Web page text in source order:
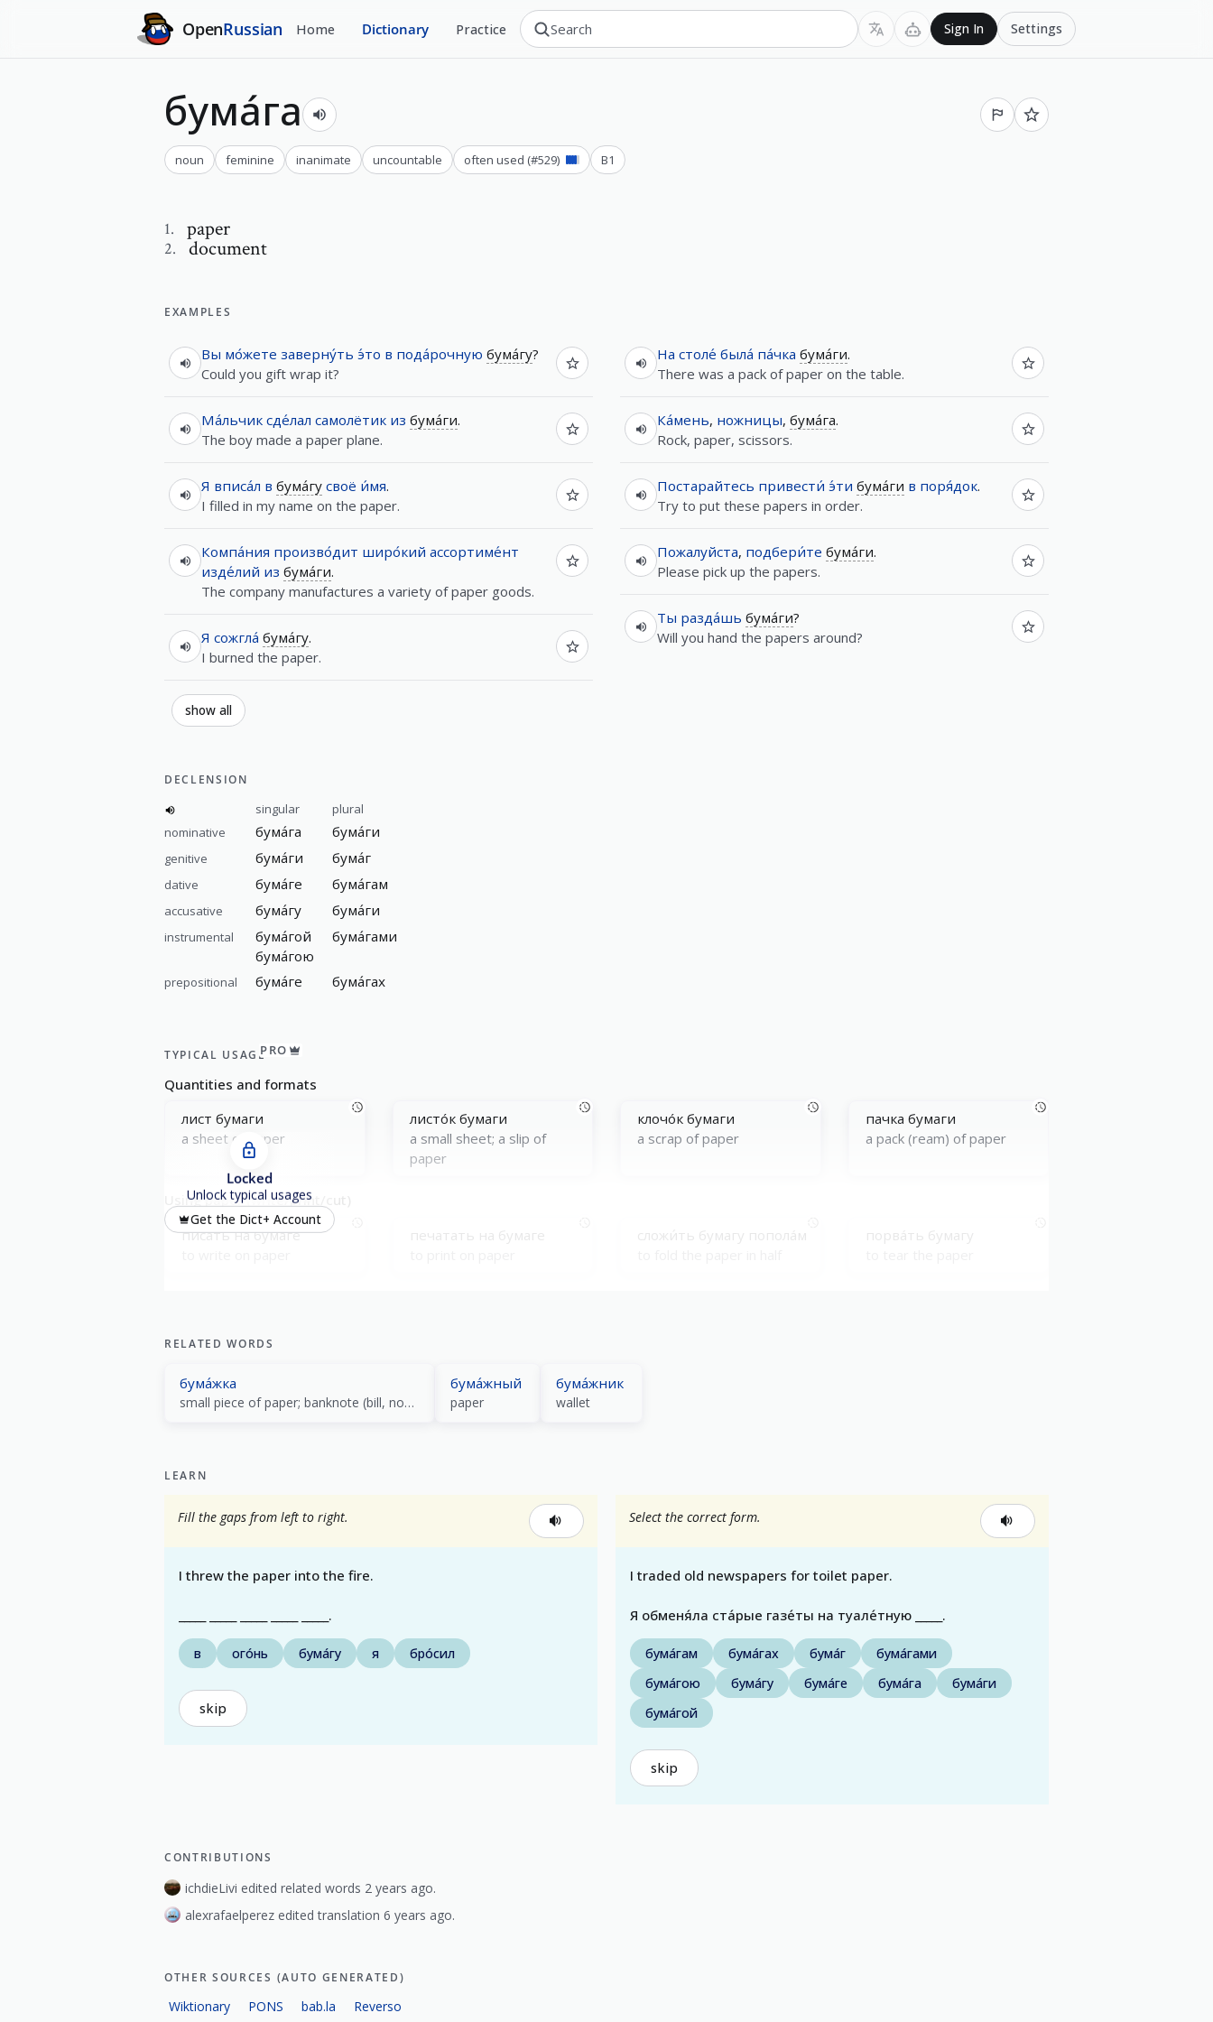
OpenRussian Home Dictionary Practice Sign In Settings
бума́га
noun feminine inanimate uncountable often used (#529) B1
1. paper
2. document
EXAMPLES
Вы мо́жете заверну́ть э́то в пода́рочную бума́гу?
Could you gift wrap it?
Ма́льчик сде́лал самолётик из бума́ги.
The boy made a paper plane.
Я вписа́л в бума́гу своё и́мя.
I filled in my name on the paper.
Компа́ния произво́дит широ́кий ассортиме́нт
изде́лий из бума́ги.
The company manufactures a variety of paper goods.
Я сожгла́ бума́гу.
I burned the paper.
На столе́ была́ па́чка бума́ги.
There was a pack of paper on the table.
Ка́мень, ножницы, бума́га.
Rock, paper, scissors.
Постарайтесь привести́ э́ти бума́ги в поря́док.
Try to put these papers in order.
Пожалуйста, подбери́те бума́ги.
Please pick up the papers.
Ты разда́шь бума́ги?
Will you hand the papers around?
show all
DECLENSION
singular
plural
nominative
бума́га бума́ги
genitive бума́ги бума́г
dative бума́ге бума́гам
accusative бума́гу бума́ги
instrumental
бума́гой
бума́гою
бума́гами
prepositional бума́ге бума́гах
TYPICAL USAGEPRO
Quantities and formats
лист бумaги
a sheet of paper
листóк бумaги
a small sheet; a slip of
paper
клочóк бумaги
a scrap of paper
пaчка бумaги
a pack (ream) of paper
Using paper (write/print/cut)
писáть на бумaге
to do the paperwork
Locked
Unlock typical usages
Get the Dict+ Account
RELATED WORDS
бума́жка
small piece of paper; banknote (bill, note)
бума́жный
paper
бума́жник
wallet
LEARN
Fill the gaps from left to right.
I threw the paper into the fire.
_____ _____ _____ _____ _____.
в ого́нь бума́гу я бро́сил
skip
Select the correct form.
I traded old newspapers for toilet paper.
Я обменя́ла ста́рые газе́ты на туале́тную _____.
бума́гам бума́гах бума́г
бума́гами
бума́гою
бума́гу бума́ге бума́га
бума́ги
бума́гой
skip
CONTRIBUTIONS
ichdieLivi edited related words 2 years ago.
alexrafaelperez edited translation 6 years ago.
OTHER SOURCES (AUTO GENERATED)
Wiktionary PONS bab.la Reverso